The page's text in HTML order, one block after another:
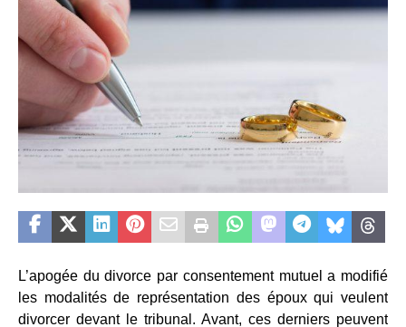
L’apogée du divorce par consentement mutuel a modifié
les modalités de représentation des époux qui veulent
divorcer devant le tribunal. Avant, ces derniers peuvent